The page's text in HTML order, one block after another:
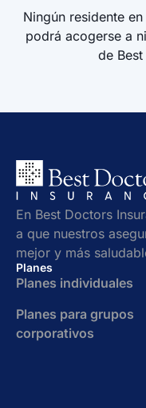
Ningún residente
podrá acogerse a
de
En Best Doctors
a que nuestros
mejor y más
Planes
Planes individuales
Planes para grupos
corporativos